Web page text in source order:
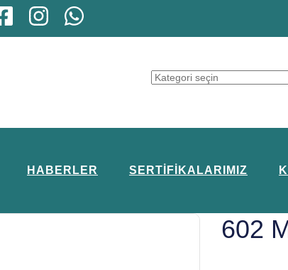
HABERLER SERTIFIKALARIMIZ
602